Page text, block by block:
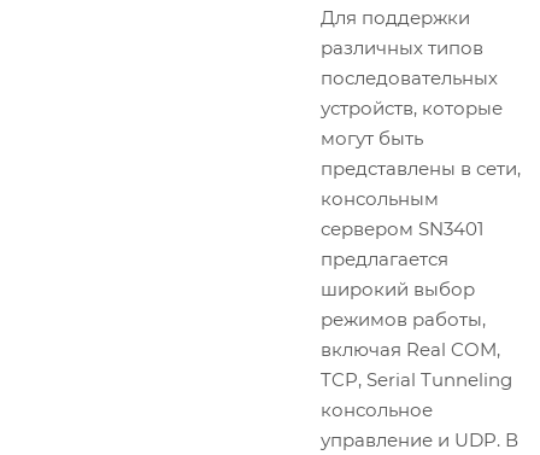
Для поддержки
различных типов
последовательных
устройств, которые
могут быть
представлены в сети,
консольным
сервером SN3401
предлагается
широкий выбор
режимов работы,
включая Real COM,
TCP, Serial Tunneling
консольное
управление и UDP. В